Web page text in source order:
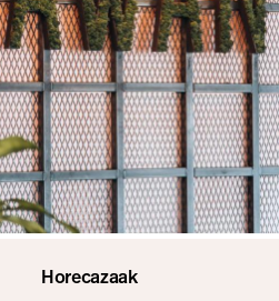
Horecazaak